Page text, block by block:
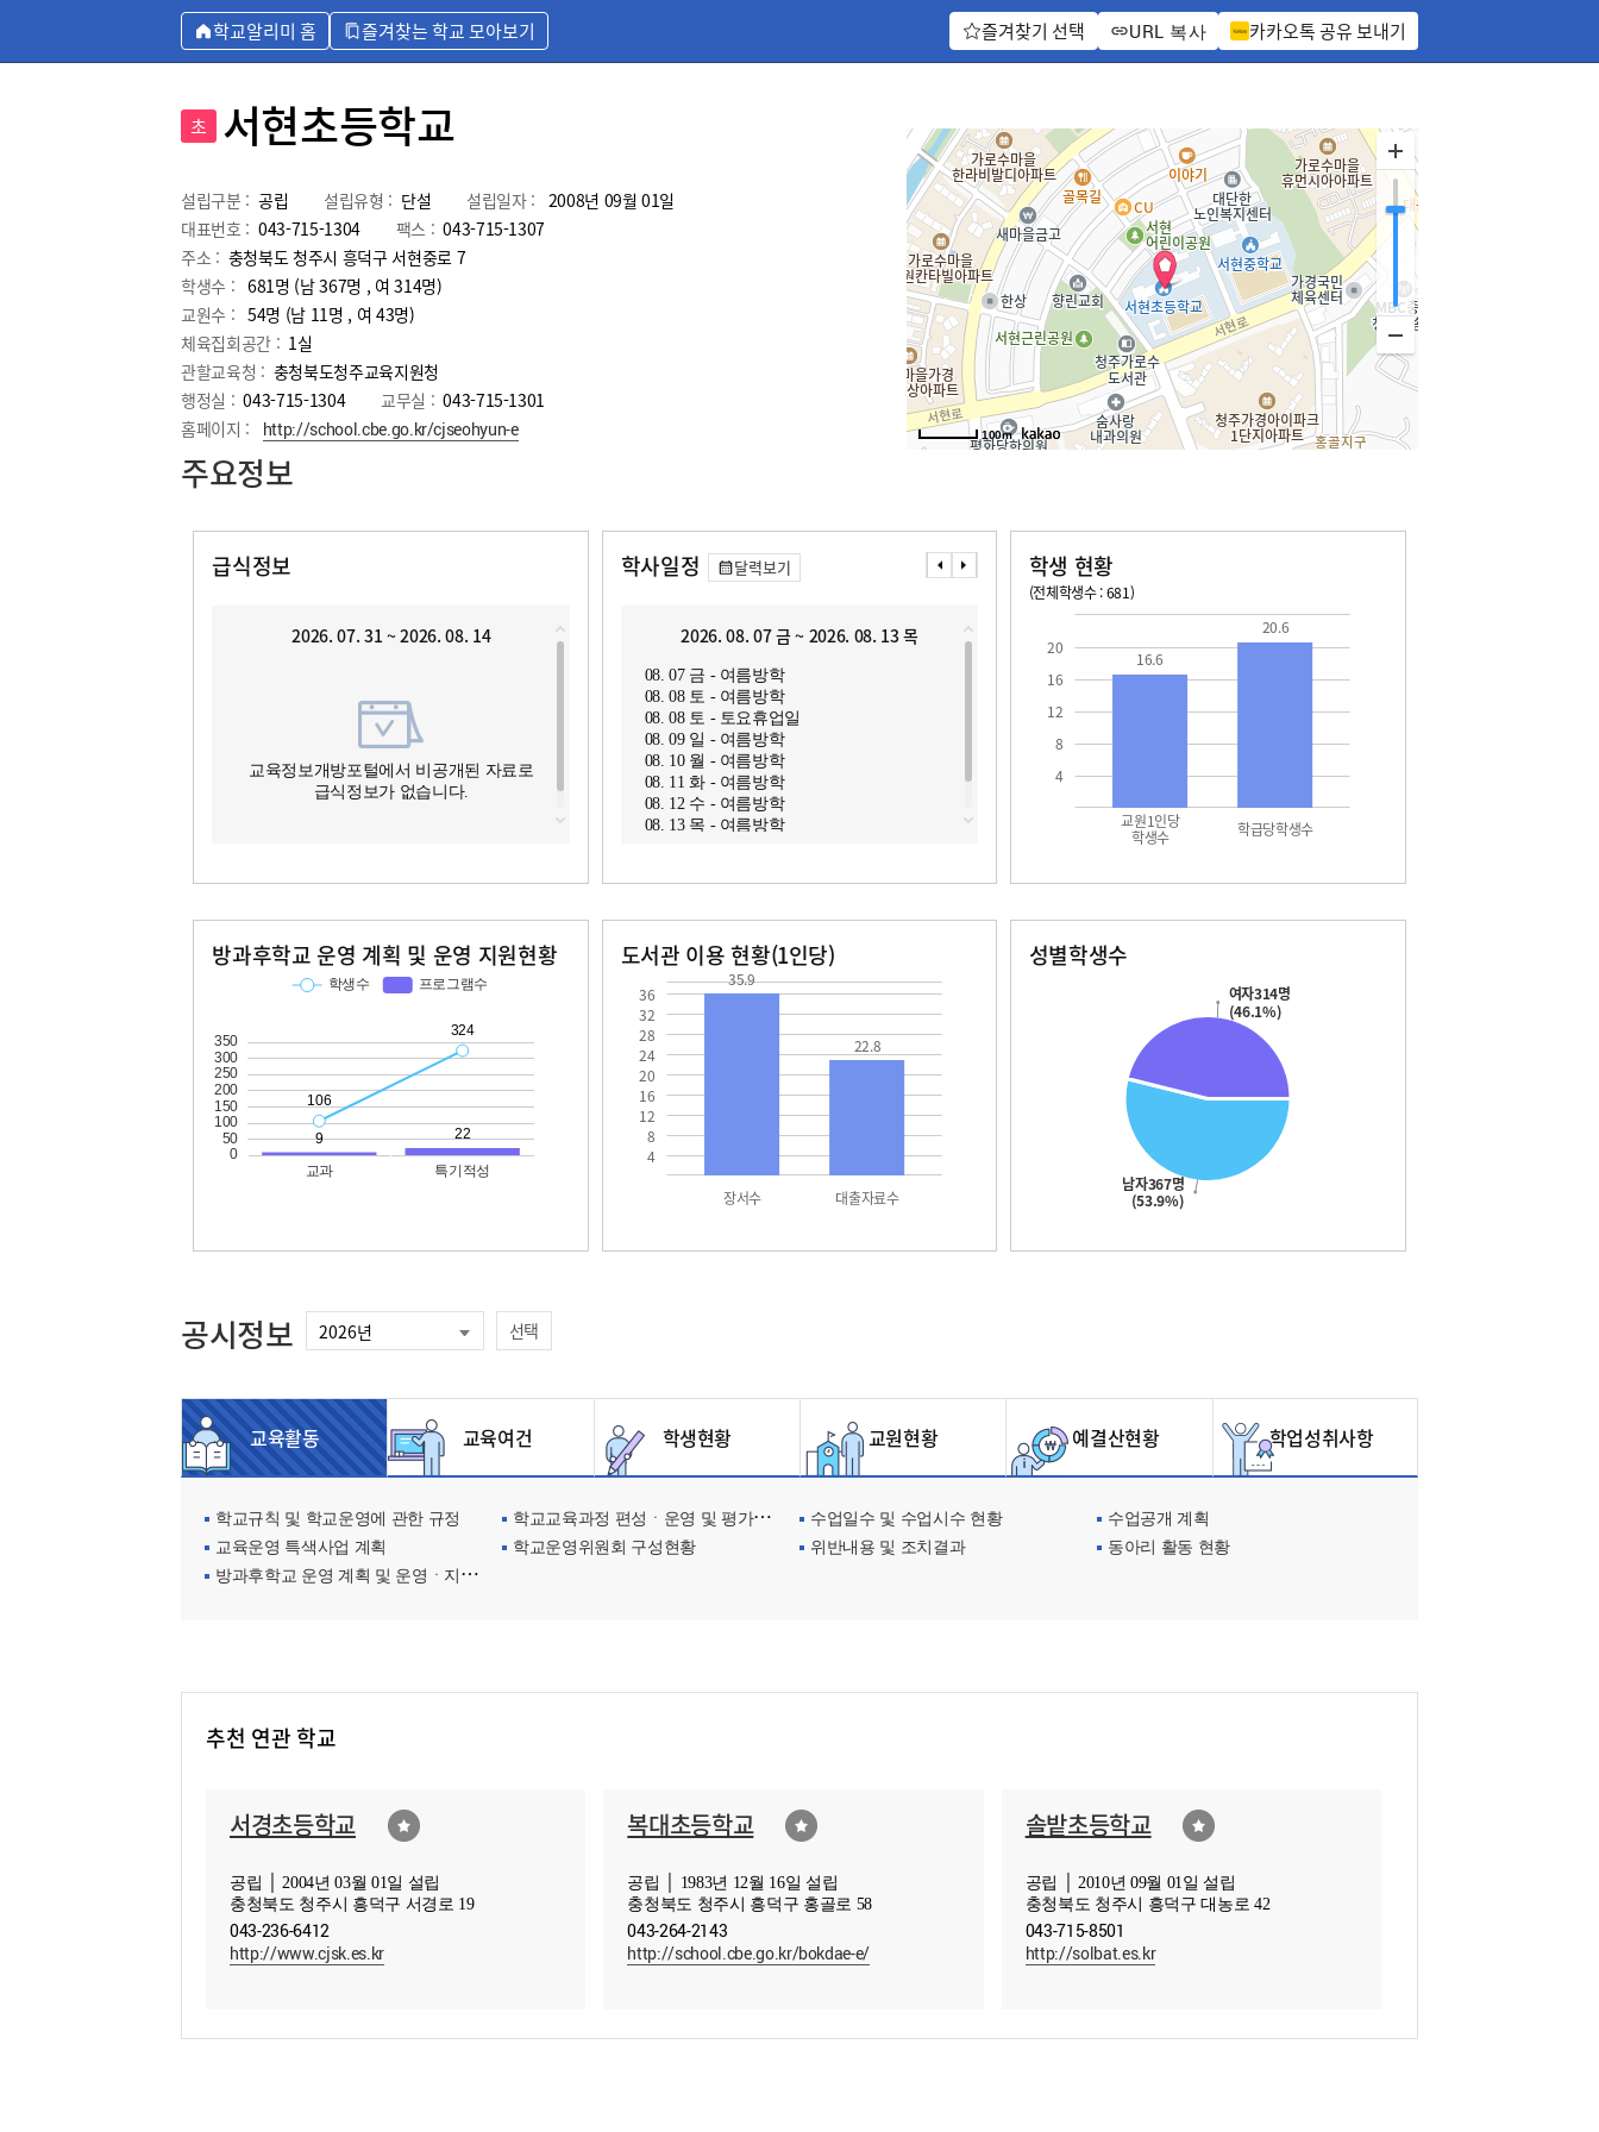
학교알리미 홈 즐겨찾는 학교 모아보기 즐겨찾기 선택 URL 복사 카카오톡 공유 보내기
초 서현초등학교
설립구분 : 공립 설립유형 : 단설 설립일자 : 2008년 09월 01일
대표번호 : 043-715-1304 팩스 : 043-715-1307
주소 : 충청북도 청주시 흥덕구 서현중로 7
학생수 : 681명 (남 367명 , 여 314명)
교원수 : 54명 (남 11명 , 여 43명)
체육집회공간 : 1실
관할교육청 : 충청북도청주교육지원청
행정실 : 043-715-1304 교무실 : 043-715-1301
홈페이지 :
http://school.cbe.go.kr/cjseohyun-e 100m
주요정보
급식정보
2026. 07. 31 ~ 2026. 08. 14
교육정보개방포털에서 비공개된 자료로
급식정보가 없습니다.
학사일정 달력보기
2026. 08. 07 금 ~ 2026. 08. 13 목
08. 07 금 - 여름방학
08. 08 토 - 여름방학
08. 08 토 - 토요휴업일
08. 09 일 - 여름방학
08. 10 월 - 여름방학
08. 11 화 - 여름방학
08. 12 수 - 여름방학
08. 13 목 - 여름방학
2026. 08. 14 금 ~ 2026. 08. 20 목
08. 14 금 - 여름방학
08. 15 토 - 광복절
08. 16 일 - 여름방학
08. 17 월 - 대체공휴일
08. 18 화 - 여름방학
08. 19 수 - 여름방학
08. 20 목 - 여름개학식
학생 현황
(전체학생수 : 681)
4
8
12
16
20
교원1인당
학생수 학급당학생수
16.6
20.6
방과후학교 운영 계획 및 운영 지원현황 도서관 이용 현황(1인당)
4
8
12
16
20
24
28
32
36
장서수 대출자료수
35.9
22.8
성별학생수
남자367명
(53.9%)
여자314명
(46.1%)
공시정보 선택
교육활동 교육여건 학생현황 교원현황 예결산현황 학업성취사항
학교규칙 및 학교운영에 관한 규정 학교교육과정 편성ㆍ운영 및 평가에 관한 사항 수업일수 및 수업시수 현황
수업공개 계획
교육운영 특색사업 계획
학교운영위원회 구성현황 위반내용 및 조치결과
동아리 활동 현황
방과후학교 운영 계획 및 운영ㆍ지원현황
추천 연관 학교
서경초등학교
공립 │ 2004년 03월 01일 설립
충청북도 청주시 흥덕구 서경로 19
043-236-6412
http://www.cjsk.es.kr
복대초등학교
공립 │ 1983년 12월 16일 설립
충청북도 청주시 흥덕구 홍골로 58
043-264-2143
http://school.cbe.go.kr/bokdae-e/
솔밭초등학교
공립 │ 2010년 09월 01일 설립
충청북도 청주시 흥덕구 대농로 42
043-715-8501
http://solbat.es.kr